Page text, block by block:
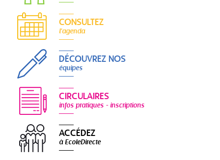
CONSULTEZ
l'agenda
DÉCOUVREZ NOS
équipes
CIRCULAIRES
infos pratiques - inscriptions
ACCÉDEZ
à EcoleDirecte